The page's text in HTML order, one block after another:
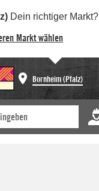
Dein richtiger Markt?
Markt wählen
Bornheim (Pfalz)